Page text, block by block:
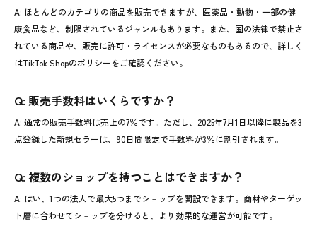
A: ほとんどのカテゴリの商品を販売できますが、医薬品・動物・一部の健
康食品など、制限されているジャンルもあります。また、国の法律で禁止さ
れている商品や、販売に許可・ライセンスが必要なものもあるので、詳しく
はTikTok Shopのポリシーをご確認ください。
Q: 販売手数料はいくらですか？
A: 通常の販売手数料は売上の7％です。ただし、2025年7月1日以降に製品を3
点登録した新規セラーは、90日間限定で手数料が3％に割引されます。
Q: 複数のショップを持つことはできますか？
A: はい、1つの法人で最大5つまでショップを開設できます。商材やターゲッ
ト層に合わせてショップを分けると、より効果的な運営が可能です。